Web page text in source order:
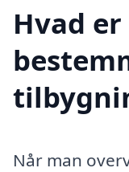
Hvad
Når man